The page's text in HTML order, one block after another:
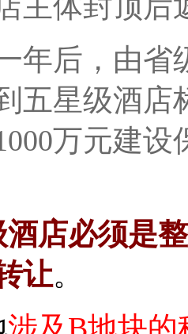
年后，由省
五星级酒店
万元建
店必须是
让。